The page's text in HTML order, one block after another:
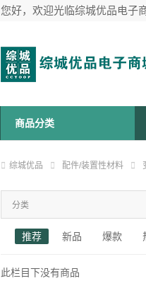
您好，欢迎光临综城优品电子商
商品分类
综城优品 配件/装置性材料
分类
推荐 新品 爆款
此栏目下没有商品